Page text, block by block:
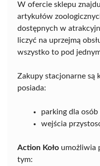
W ofercie sklepu
artykułów
dostępnych w
liczyć na uprzejmą
wszystko to pod
Zakupy stacjonarne są
posiada:
parking dla
wejścia
Action Koło umożliwia
tym: